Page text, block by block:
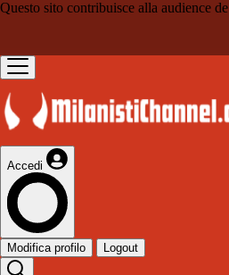
Questo sito contribuisce alla audience de
Accedi
Modifica profilo Logout